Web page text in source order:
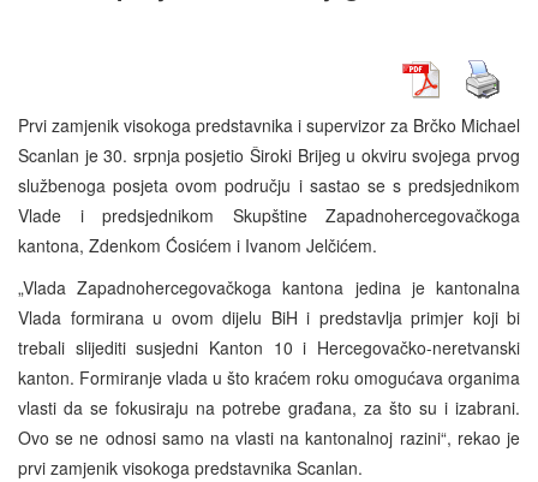
Prvi zamjenik visokoga predstavnika i supervizor za Brčko Michael
Scanlan je 30. srpnja posjetio Široki Brijeg u okviru svojega prvog
službenoga posjeta ovom području i sastao se s predsjednikom
Vlade i predsjednikom Skupštine Zapadnohercegovačkoga
kantona, Zdenkom Ćosićem i Ivanom Jelčićem.
„Vlada Zapadnohercegovačkoga kantona jedina je kantonalna
Vlada formirana u ovom dijelu BiH i predstavlja primjer koji bi
trebali slijediti susjedni Kanton 10 i Hercegovačko-neretvanski
kanton. Formiranje vlada u što kraćem roku omogućava organima
vlasti da se fokusiraju na potrebe građana, za što su i izabrani.
Ovo se ne odnosi samo na vlasti na kantonalnoj razini“, rekao je
prvi zamjenik visokoga predstavnika Scanlan.